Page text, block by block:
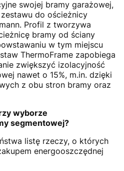
swojej bramy garażowej,
do ościeżnicy
Profil z tworzywa
bramy od ściany
w tym miejscu
ThermoFrame zapobiega
zwiększyć izolacyjność
nawet o 15%, m.in. dzięki
z obu stron bramy oraz
wyborze
segmentowej?
listę rzeczy, o których
energooszczędnej